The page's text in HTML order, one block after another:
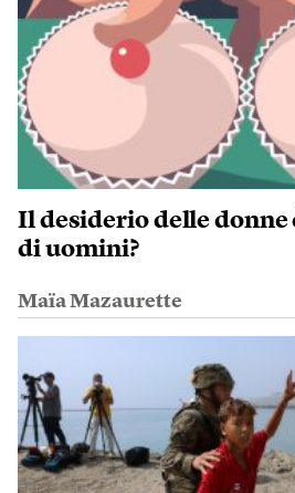
Il desiderio delle donne
di uomini?
Maïa Mazaurette